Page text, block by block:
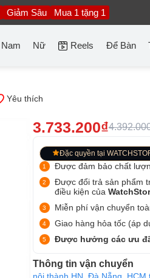
Giảm Sâu Mua 1 tặng 1
Nam Nữ Reels Để Bàn
Yêu thích
3.733.200₫
Đặc quyền tại
Được đảm bảo chất
Được đổi trả sản phẩm
điều kiện của
Miễn phí vận chuyển
Giao hàng hỏa tốc (áp
Được hưởng các ưu
Thông tin vận chuyển